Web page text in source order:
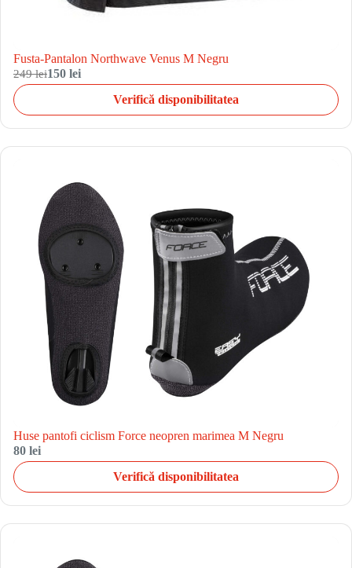
Fusta-Pantalon Northwave Venus M Negru
249 lei150 lei
Verifică disponibilitatea
Huse pantofi ciclism Force neopren marimea M Negru
80 lei
Verifică disponibilitatea